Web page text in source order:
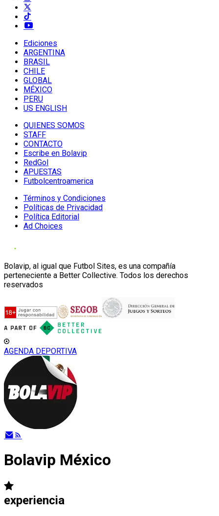
Ediciones
ARGENTINA
BRASIL
CHILE
GLOBAL
MÉXICO
PERU
US ENGLISH
QUIENES SOMOS
STAFF
CONTACTO
Escribe en Bolavip
RedGol
APUESTAS
Futbolcentroamerica
Términos y Condiciones
Políticas de Privacidad
Política Editorial
Ad Choices
Bolavip, al igual que Futbol Sites, es una compañía
perteneciente a Better Collective. Todos los derechos
reservados
AGENDA DEPORTIVA
Bolavip México
experiencia